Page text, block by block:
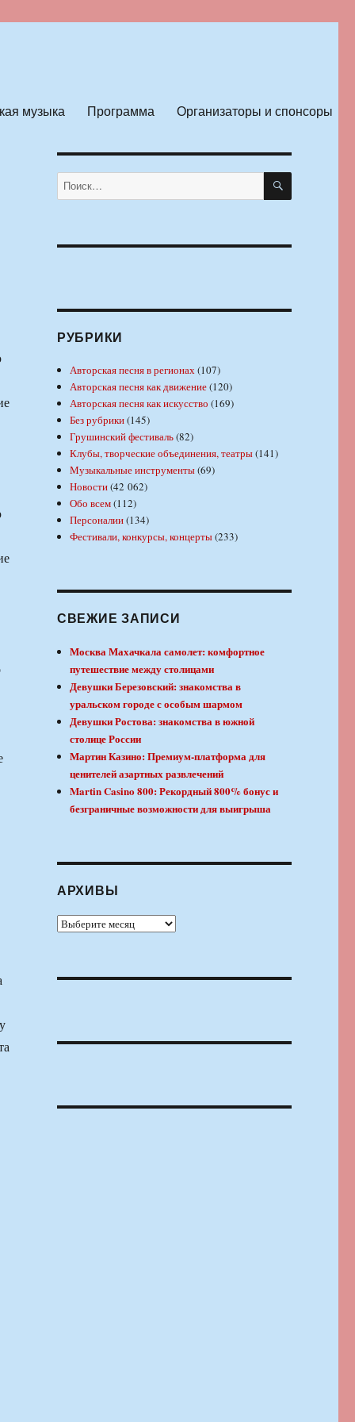
музыка Программа Организаторы и спонсоры
Искать: ПОИСК
РУБРИКИ
Авторская песня в регионах(107)
Авторская песня как движение(120)
Авторская песня как искусство (169)
Без рубрики(145)
Грушинский фестиваль(82)
Клубы, творческие объединения, театры(141)
Музыкальные инструменты(69)
Новости(42 062)
Обо всем(112)
Персоналии(134)
Фестивали, конкурсы, концерты(233)
СВЕЖИЕ ЗАПИСИ
Москва Махачкала самолет: комфортное
путешествие между столицами
Девушки Березовский: знакомства в
уральском городе с особым шармом
Девушки Ростова: знакомства в южной
столице России
Мартин Казино: Премиум-платформа для
ценителей азартных развлечений
Martin Casino 800: Рекордный 800% бонус и
безграничные возможности для выигрыша
АРХИВЫ
Архивы